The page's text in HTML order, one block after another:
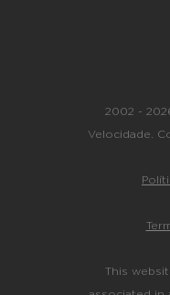
2002 -
Velocidade.
This